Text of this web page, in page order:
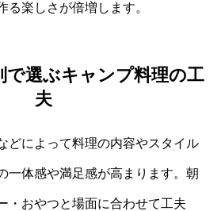
る楽しさが倍増します。
で選ぶキャンプ料理の工
夫
どによって料理の内容やスタイル
一体感や満足感が高まります。朝
・おやつと場面に合わせて工夫